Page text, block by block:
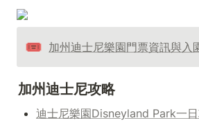
🎟️ 加州迪士尼樂園門票資訊與入
加州迪士尼攻略
迪士尼樂園Disneyland Park一